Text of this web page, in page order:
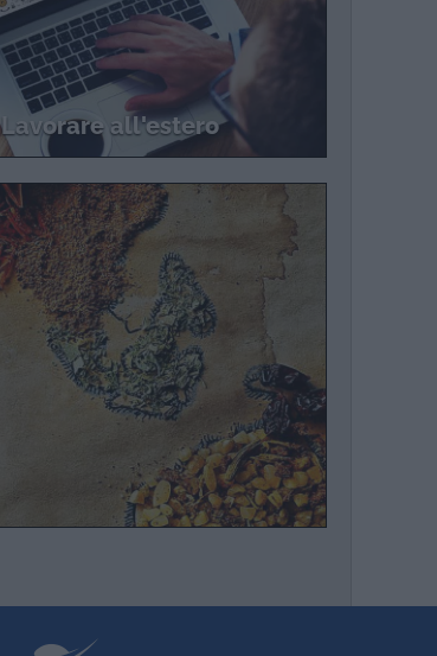
Lavorare all'estero